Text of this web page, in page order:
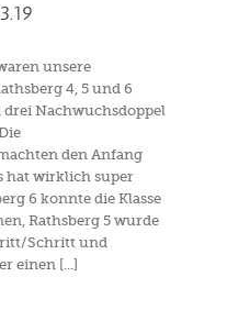
unsere
4, 5 und 6
drei Nachwuchsdoppel
den Anfang
hat wirklich super
6 konnte die Klasse
Rathsberg 5 wurde
Schritt und
einen [...]